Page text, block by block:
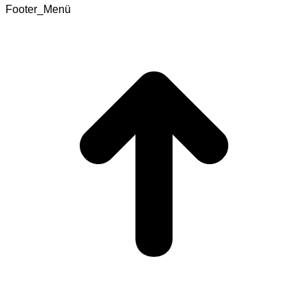
Footer_Menü